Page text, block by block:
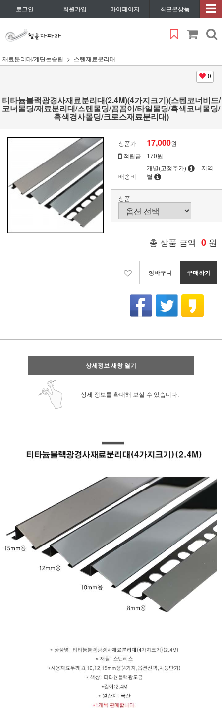
로그인 회원가입 마이페이지 최근본상품
재료분리대/계단논슬립 스텐재료분리대
0
티타늄블랙광경사재료분리대(2.4M)(4가지크기)(스텐코너비드/
코너몰딩/재료분리대/스텐몰딩/꼼꼼이/타일몰딩/흑색코너몰딩/
흑색경사몰딩/크로스재료분리대)
상품가 17,000원
적립금
170원
배송비
개별(고정추가)
지역
별
상품
총 상품 금액 0 원
장바구니 구매하기
상세정보 새창 열기
상세 정보를 확대해 보실 수 있습니다.